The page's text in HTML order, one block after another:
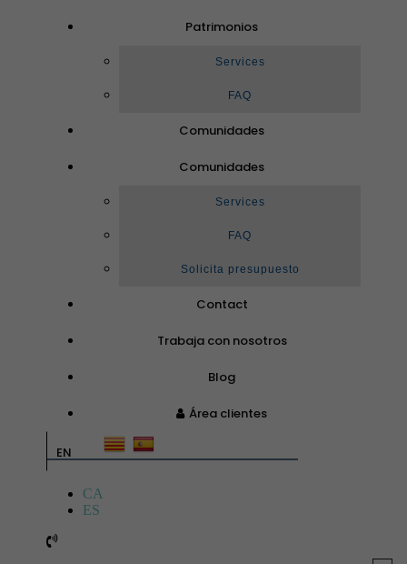
Patrimonios
Services
FAQ
Comunidades
Comunidades
Services
FAQ
Solicita presupuesto
Contact
Trabaja con nosotros
Blog
Área clientes
EN
CA
ES